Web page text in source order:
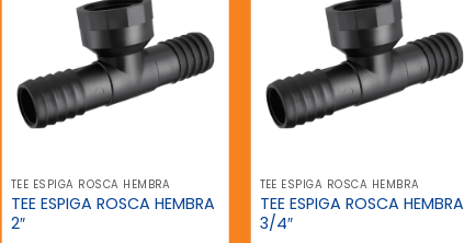
TEE ESPIGA ROSCA HEMBRA
TEE ESPIGA ROSCA HEMBRA
2″
TEE ESPIGA ROSCA HEMBRA
TEE ESPIGA ROSCA HEMBRA
3/4″